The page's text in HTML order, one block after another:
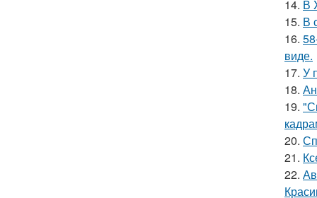
14. В
15. В
16.
виде.
17. У
18.
19.
20.
21.
22.